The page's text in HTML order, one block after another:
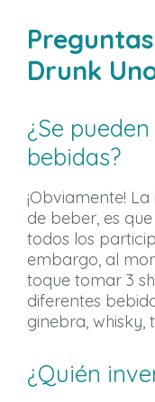
Drunk
¿Se
bebidas?
¡Obviamente!
de beber, es
todos los
embargo, al
toque tomar 3
diferentes
ginebra, whisky,
¿Quién